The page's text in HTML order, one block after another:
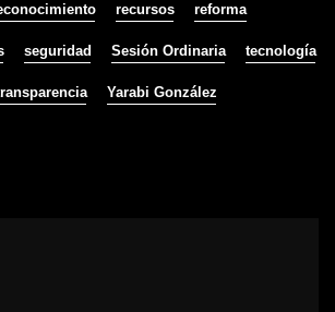
recursos reforma
seguridad Sesión Ordinaria tecnología
Yarabi González